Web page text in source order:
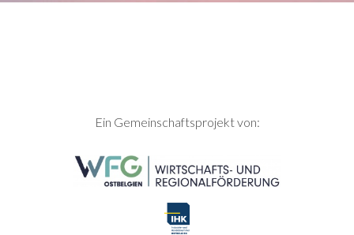
SEITENFUSSEin Gemeinschaftsprojekt von: